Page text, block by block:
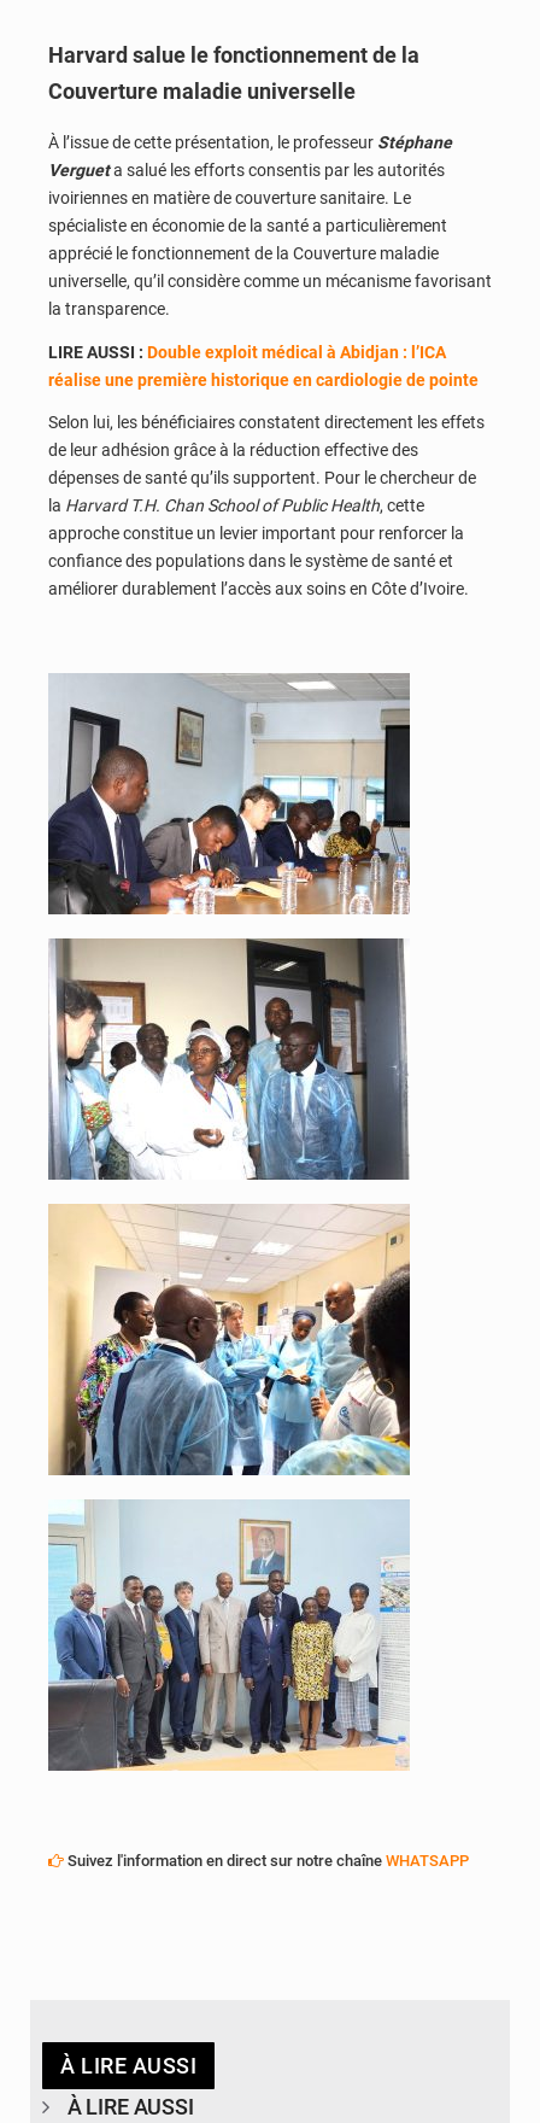
Harvard salue le fonctionnement de la
Couverture maladie universelle
À l’issue de cette présentation, le professeur Stéphane
Vergueta salué les efforts consentis par les autorités
ivoiriennes en matière de couverture sanitaire. Le
spécialiste en économie de la santé a particulièrement
apprécié le fonctionnement de la Couverture maladie
universelle, qu’il considère comme un mécanisme favorisant
la transparence.
LIRE AUSSI : Double exploit médical à Abidjan : l’ICA
réalise une première historique en cardiologie de pointe
Selon lui, les bénéficiaires constatent directement les effets
de leur adhésion grâce à la réduction effective des
dépenses de santé qu’ils supportent. Pour le chercheur de
la Harvard T.H. Chan School of Public Health, cette
approche constitue un levier important pour renforcer la
confiance des populations dans le système de santé et
améliorer durablement l’accès aux soins en Côte d’Ivoire.
Suivez l'information en direct sur notre chaîne WHATSAPP
À LIRE AUSSI
À LIRE AUSSI